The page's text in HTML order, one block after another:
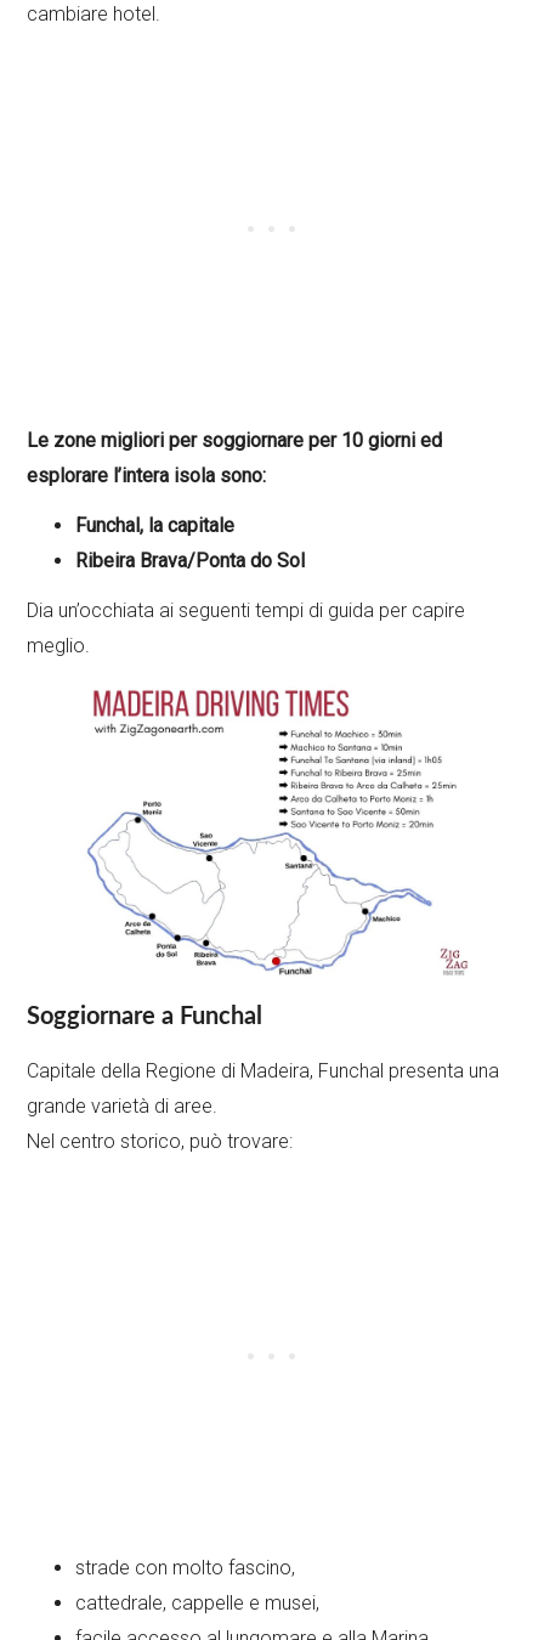
cambiare hotel.
Le zone migliori per soggiornare per 10 giorni ed
esplorare l’intera isola sono:
Funchal, la capitale
Ribeira Brava/Ponta do Sol
Dia un’occhiata ai seguenti tempi di guida per capire
meglio.
Soggiornare a Funchal
Capitale della Regione di Madeira, Funchal presenta una
grande varietà di aree.
Nel centro storico, può trovare:
strade con molto fascino,
cattedrale, cappelle e musei,